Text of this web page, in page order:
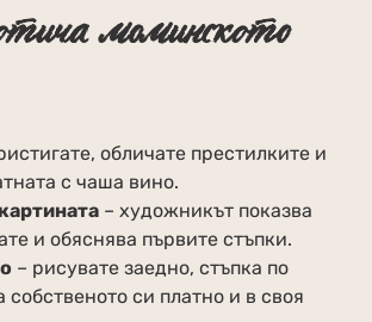
моминското
обличате престилките и
с чаша вино.
– художникът показва
и обяснява първите стъпки.
– рисувате заедно, стъпка по
собственото си платно и в своя